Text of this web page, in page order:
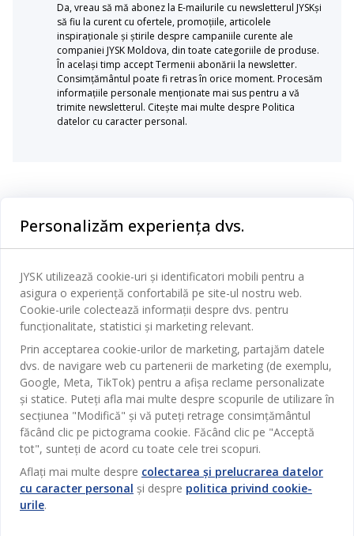
Da, vreau să mă abonez la E-mailurile cu newsletterul JYSKși
să fiu la curent cu ofertele, promoțiile, articolele
inspiraționale și știrile despre campaniile curente ale
companiei JYSK Moldova, din toate categoriile de produse.
În același timp accept Termenii abonării la newsletter.
Consimțământul poate fi retras în orice moment. Procesăm
informațiile personale menționate mai sus pentru a vă
trimite newsletterul. Citește mai multe despre Politica
datelor cu caracter personal.
Baie
Birou
Sufragerie
Bucătărie
Depozitare
Perdele
Grădină
Pentru casă
Outlet
Contact Relații Clienți
Magazine și program
Broșură
Termeni si conditii vânzări online
Garantia prețului
Garanția Produselor
Politica de confidentialitate
Card cadou
JYSK
Despre JYSK
JYSK.com
Presă
Locuri de muncă
Newsletter
Inspirație
SEDIU CENTRAL
TAROL-DD S.R.L. str. Jubiliara, 41A mun. Chișinău, Republica
Moldova
JYSK BUSINESS TO BUSINESS
Vânzări și relații clienți persoane juridice
Telefon: 060 531 531
E-mail: jysk@jysk.md
JYSK RELAȚII CLIENȚI
Contact Relații Clienți
Telefon: 022 022 030
E-mail: support@jysk.md
Urmărește Jysk
Personalizăm experiența dvs.
JYSK utilizează cookie-uri și identificatori mobili pentru a
asigura o experiență confortabilă pe site-ul nostru web.
Cookie-urile colectează informații despre dvs. pentru
funcționalitate, statistici și marketing relevant.
Prin acceptarea cookie-urilor de marketing, partajăm datele
dvs. de navigare web cu partenerii de marketing (de exemplu,
Google, Meta, TikTok) pentru a afișa reclame personalizate
și statice. Puteți afla mai multe despre scopurile de utilizare în
secțiunea "Modifică" și vă puteți retrage consimțământul
făcând clic pe pictograma cookie. Făcând clic pe "Acceptă
tot", sunteți de acord cu toate cele trei scopuri.
Aflați mai multe despre colectarea și prelucrarea datelor
cu caracter personal și despre politica privind cookie-
urile.